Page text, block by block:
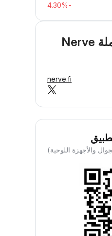
-4.30%
الموارد المُتاحة لعملة Nerve
nerve.fi